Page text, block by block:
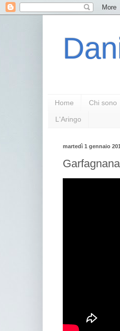
Home Chi sono
L'Aringo
martedì 1 gennaio